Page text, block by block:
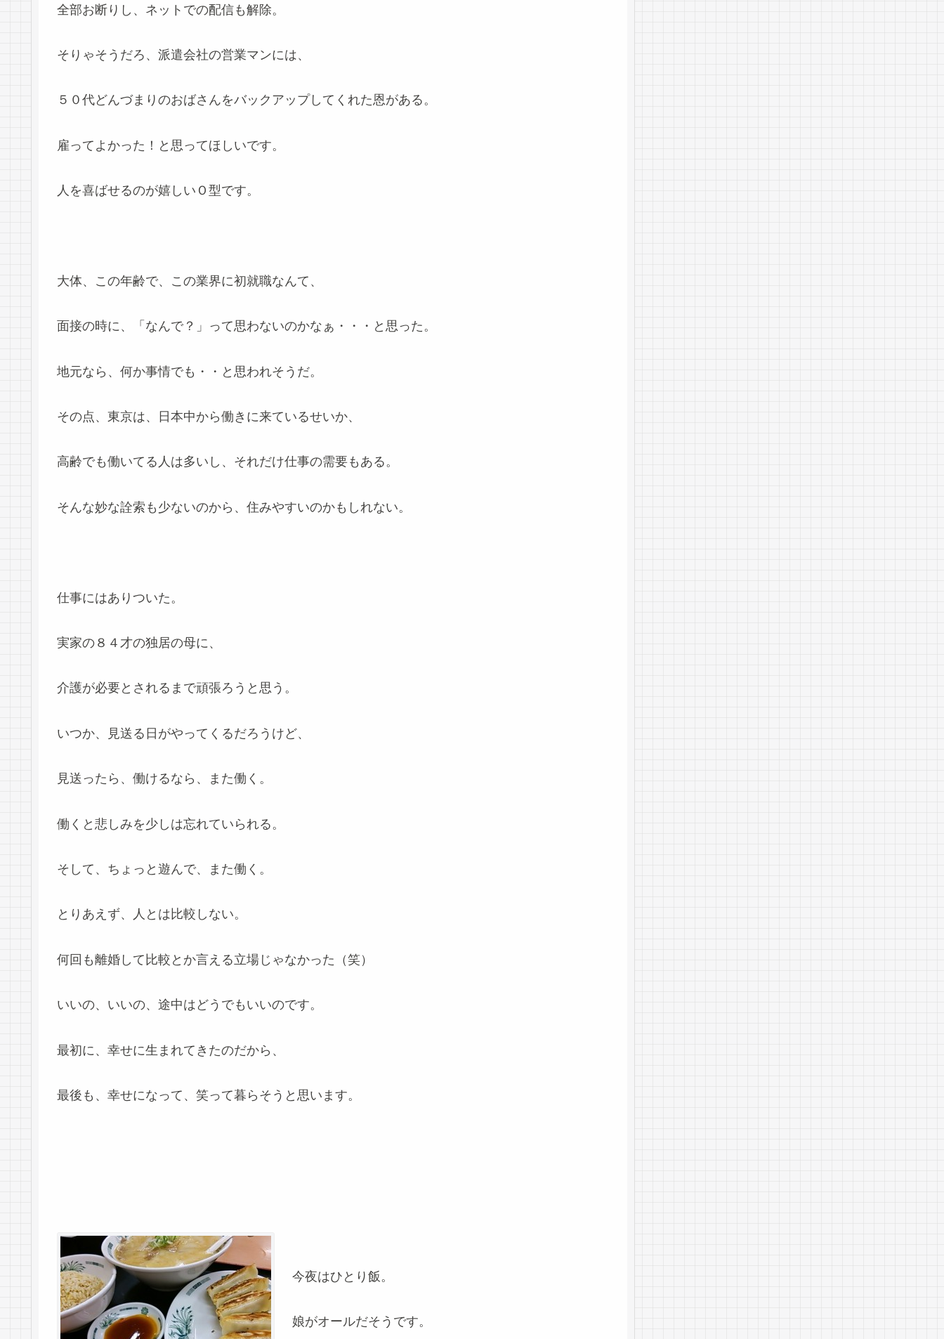
全部お断りし、ネットでの配信も解除。
そりゃそうだろ、派遣会社の営業マンには、
５０代どんづまりのおばさんをバックアップしてくれた恩がある。
雇ってよかった！と思ってほしいです。
人を喜ばせるのが嬉しいＯ型です。
大体、この年齢で、この業界に初就職なんて、
面接の時に、「なんで？」って思わないのかなぁ・・・と思った。
地元なら、何か事情でも・・と思われそうだ。
その点、東京は、日本中から働きに来ているせいか、
高齢でも働いてる人は多いし、それだけ仕事の需要もある。
そんな妙な詮索も少ないのから、住みやすいのかもしれない。
仕事にはありついた。
実家の８４才の独居の母に、
介護が必要とされるまで頑張ろうと思う。
いつか、見送る日がやってくるだろうけど、
見送ったら、働けるなら、また働く。
働くと悲しみを少しは忘れていられる。
そして、ちょっと遊んで、また働く。
とりあえず、人とは比較しない。
何回も離婚して比較とか言える立場じゃなかった（笑）
いいの、いいの、途中はどうでもいいのです。
最初に、幸せに生まれてきたのだから、
最後も、幸せになって、笑って暮らそうと思います。
今夜はひとり飯。
娘がオールだそうです。